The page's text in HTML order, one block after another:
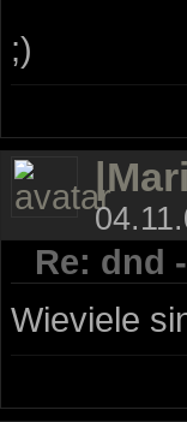
;)
Re: dnd
Wieviele